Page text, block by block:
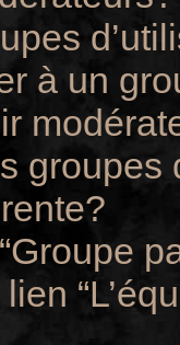
à un
groupes